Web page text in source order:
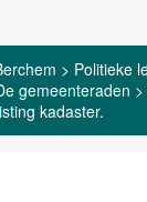
> Politieke
gemeenteraden >
kadaster.